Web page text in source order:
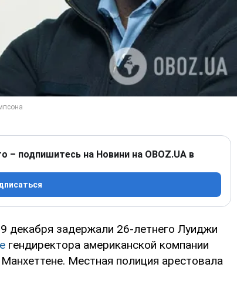
– подпишитесь на Новини на OBOZ.UA в
декабря задержали 26-летнего Луиджи
гендиректора американской компании
Местная полиция арестовала